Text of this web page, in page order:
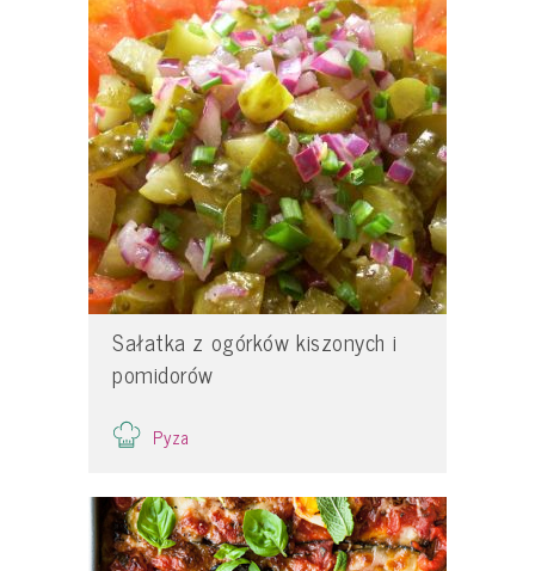
Sałatka z ogórków kiszonych i
pomidorów
Pyza